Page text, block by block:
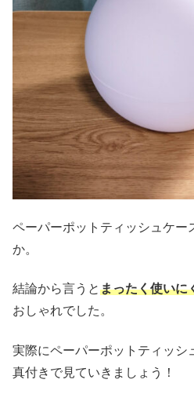
ペーパーポットティッシュケー
か。
結論から言うとまったく使いに
おしゃれでした。
実際にペーパーポットティッシ
真付きで見ていきましょう！